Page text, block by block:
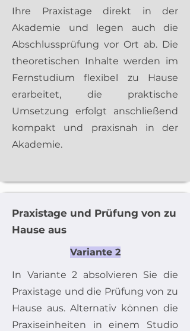
Ihre Praxistage direkt in der
Akademie und legen auch die
Abschlussprüfung vor Ort ab. Die
theoretischen Inhalte werden im
Fernstudium flexibel zu Hause
erarbeitet, die praktische
Umsetzung erfolgt anschließend
kompakt und praxisnah in der
Akademie.​
Praxistage und Prüfung von zu
Hause aus
Variante 2
In Variante 2 absolvieren Sie die
Praxistage und die Prüfung von zu
Hause aus. Alternativ können die
Praxiseinheiten in einem Studio